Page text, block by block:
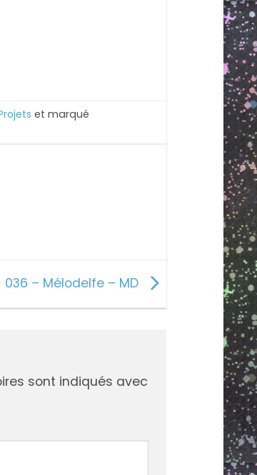
et marqué
036 – Mélodelfe – MD
sont indiqués avec